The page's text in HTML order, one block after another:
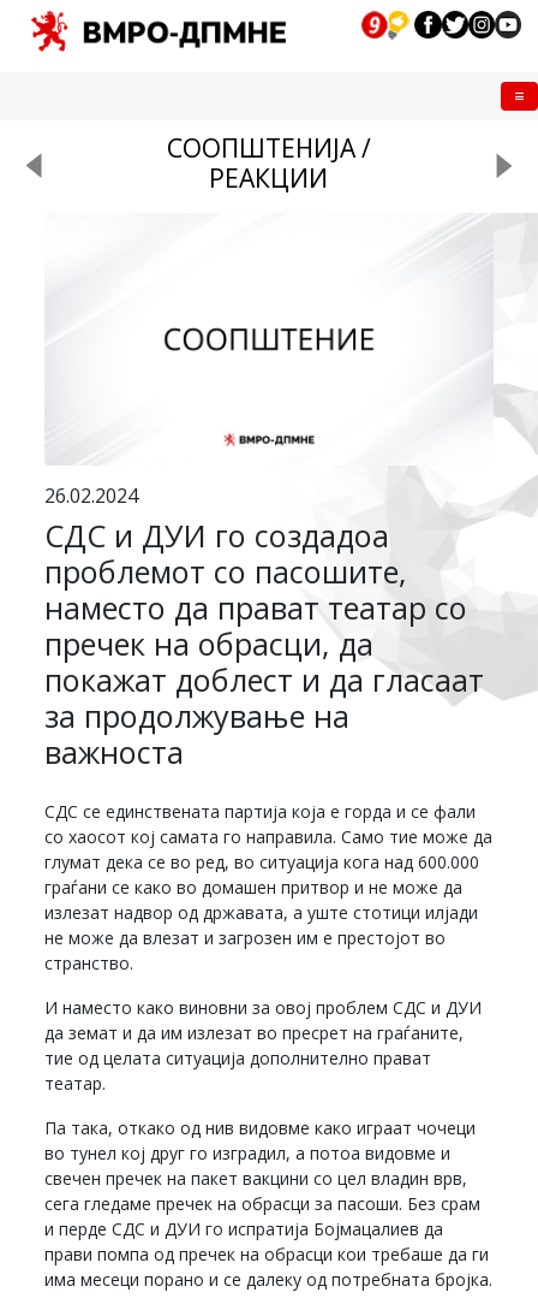
СООПШТЕНИЈА /
РЕАКЦИИ
26.02.2024
СДС и ДУИ го создадоа
проблемот со пасошите,
наместо да прават театар со
пречек на обрасци, да
покажат доблест и да гласаат
за продолжување на
важноста
СДС се единствената партија која е горда и се фали
со хаосот кој самата го направила. Само тие може да
глумат дека се во ред, во ситуација кога над 600.000
граѓани се како во домашен притвор и не може да
излезат надвор од државата, а уште стотици илјади
не може да влезат и загрозен им е престојот во
странство.
И наместо како виновни за овој проблем СДС и ДУИ
да земат и да им излезат во пресрет на граѓаните,
тие од целата ситуација дополнително прават
театар.
Па така, откако од нив видовме како играат чочеци
во тунел кој друг го изградил, а потоа видовме и
свечен пречек на пакет вакцини со цел владин врв,
сега гледаме пречек на обрасци за пасоши. Без срам
и перде СДС и ДУИ го испратија Бојмацалиев да
прави помпа од пречек на обрасци кои требаше да ги
има месеци порано и се далеку од потребната бројка.